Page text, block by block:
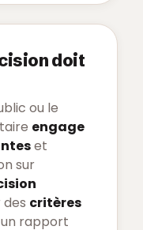
doit
ou le
engage
et
sur
des critères
rapport